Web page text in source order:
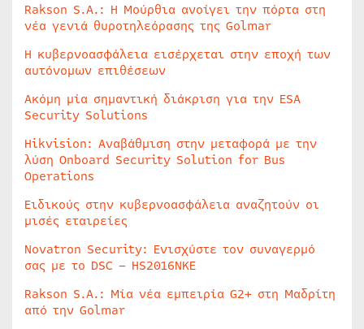
Rakson S.A.: Η Μούρθια ανοίγει την πόρτα στη
νέα γενιά θυροτηλεόρασης της Golmar
Η κυβερνοασφάλεια εισέρχεται στην εποχή των
αυτόνομων επιθέσεων
Ακόμη μία σημαντική διάκριση για την ESA
Security Solutions
Hikvision: Αναβάθμιση στην μεταφορά με την
λύση Onboard Security Solution for Bus
Operations
Ειδικούς στην κυβερνοασφάλεια αναζητούν οι
μισές εταιρείες
Novatron Security: Ενισχύστε τον συναγερμό
σας με το DSC – HS2016NKE
Rakson S.A.: Μία νέα εμπειρία G2+ στη Μαδρίτη
από την Golmar